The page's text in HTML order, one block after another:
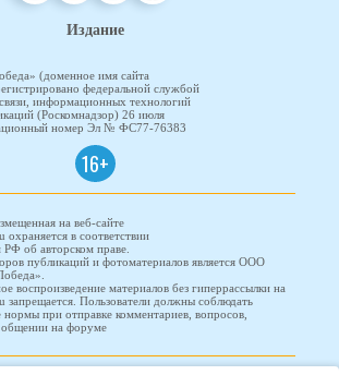
Издание
(доменное имя сайта
федеральной службой
информационных технологий
(Роскомнадзор) 26 июля
номер Эл № ФС77-76383
16+
на веб-сайте
охраняется в соответствии
РФ об авторском праве.
публикаций и фотоматериалов является ООО
воспроизведение материалов без гиперрассылки на
запрещается. Пользователи должны соблюдать
нормы при отправке комментариев, вопросов,
на форуме